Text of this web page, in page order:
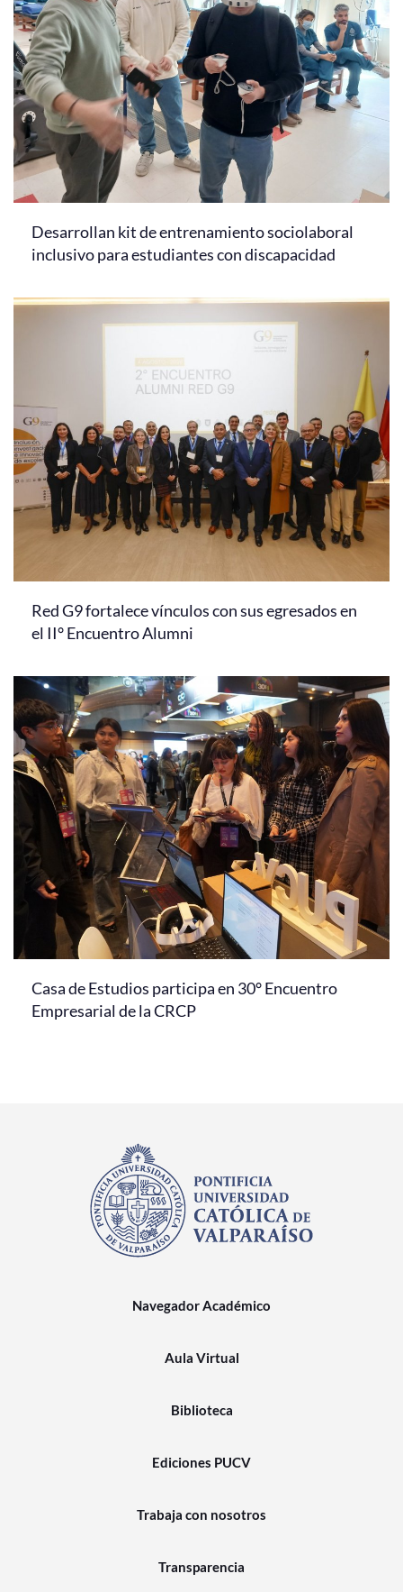
Desarrollan kit de entrenamiento sociolaboral
inclusivo para estudiantes con discapacidad
Red G9 fortalece vínculos con sus egresados en
el II° Encuentro Alumni
Casa de Estudios participa en 30° Encuentro
Empresarial de la CRCP
Navegador Académico
Aula Virtual
Biblioteca
Ediciones PUCV
Trabaja con nosotros
Transparencia